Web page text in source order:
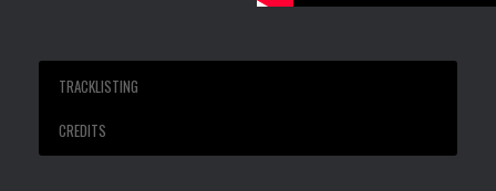
TRACKLISTING
CREDITS